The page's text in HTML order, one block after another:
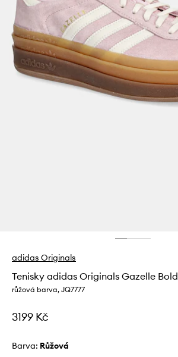
adidas Originals
Tenisky adidas Originals Gazelle Bold
růžová barva, JQ7777
3199 Kč
Barva: růžová